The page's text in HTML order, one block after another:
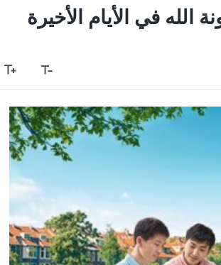
في الأيام الأخيرة